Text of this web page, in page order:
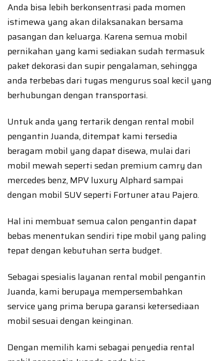
Anda bisa lebih berkonsentrasi pada momen
istimewa yang akan dilaksanakan bersama
pasangan dan keluarga. Karena semua mobil
pernikahan yang kami sediakan sudah termasuk
paket dekorasi dan supir pengalaman, sehingga
anda terbebas dari tugas mengurus soal kecil yang
berhubungan dengan transportasi.
Untuk anda yang tertarik dengan rental mobil
pengantin Juanda, ditempat kami tersedia
beragam mobil yang dapat disewa, mulai dari
mobil mewah seperti sedan premium camry dan
mercedes benz, MPV luxury Alphard sampai
dengan mobil SUV seperti Fortuner atau Pajero.
Hal ini membuat semua calon pengantin dapat
bebas menentukan sendiri tipe mobil yang paling
tepat dengan kebutuhan serta budget.
Sebagai spesialis layanan rental mobil pengantin
Juanda, kami berupaya mempersembahkan
service yang prima berupa garansi ketersediaan
mobil sesuai dengan keinginan.
Dengan memilih kami sebagai penyedia rental